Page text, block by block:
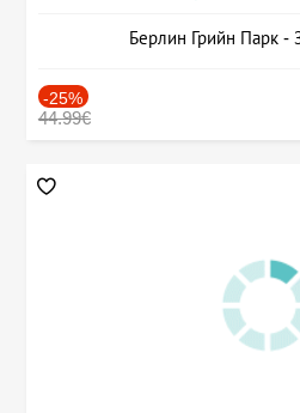
Берлин Грийн Парк -
-25%
44.99€